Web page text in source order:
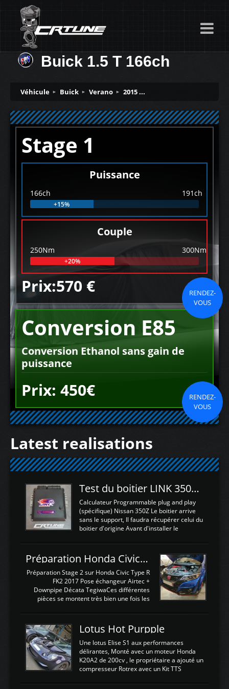
Buick 1.5 T 166ch
Véhicule Buick Verano 2015 ...
Stage 1
Puissance
166ch 191ch
+15%
Couple
250Nm 300Nm
+20%
Prix:570 €
RENDEZ-
VOUS
Conversion E85
Conversion Ethanol sans gain de
puissance
Prix: 450€
RENDEZ-
VOUS
Latest realisations
Test du boitier LINK 350Z Plugin ECU
Calculateur Programmable plug and play
(spécifique) Nissan 350Z Le boitier arrive
sans le support, Il faudra récupérer celui du
boitier d'origine Avant d'installer le
d'envoyer l'information de la large bande
dans le boitier. sydney sweeney deepfake
La sortie 0-5V de l'afr sera connectée sur
l'entrée AN Volt 8 et GndAN pour
Analogique, et Volt car l'information est une
tension (Pas une résistance variable d'un
est temps de brancher le ...
Préparation Honda Civic Type R FK2
Préparation Stage 2 sur Honda Civic Type R
FK2 2017 Pose échangeur Airtec +
Downpipe Décata TegiwaCes différentes
pièces se montent très bien une fois les
légere découpe du plastique inferieur,
negénant en rien la structure ou le
fonctionnement du fond plat. Une
reprogrammation Stage 2 est faite sur le
calculateur d'origine. Une alternative
économique au passage sur Hondata
d'origine 310cv et 400Nn , Une fois
Lotus Hot Purpple
Une lotus Elise S1 aux performances
délirantes, Monté avec un moteur Honda
K20A2 de 200cv , le propriétaire a ajouté un
compresseur Rotrex avec un Kit TTS